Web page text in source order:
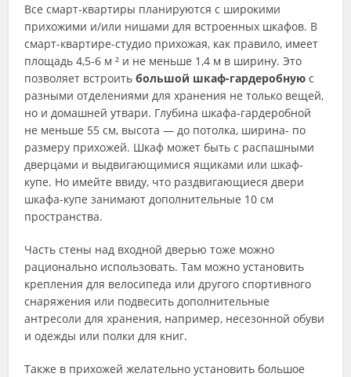
Все смарт-квартиры планируются с широкими
прихожими и/или нишами для встроенных шкафов. В
смарт-квартире-студио прихожая, как правило, имеет
площадь 4,5-6 м ² и не меньше 1,4 м в ширину. Это
позволяет встроитьбольшой шкаф-гардеробную с
разными отделениями для хранения не только вещей,
но и домашней утвари. Глубина шкафа-гардеробной
не меньше 55 см, высота — до потолка, ширина- по
размеру прихожей. Шкаф может быть с распашными
дверцами и выдвигающимися ящиками или шкаф-
купе. Но имейте ввиду, что раздвигающиеся двери
шкафа-купе занимают дополнительные 10 см
пространства.
Часть стены над входной дверью тоже можно
рационально использовать. Там можно установить
крепления для велосипеда или другого спортивного
снаряжения или подвесить дополнительные
антресоли для хранения, например, несезонной обуви
и одежды или полки для книг.
Также в прихожей желательно установить большое